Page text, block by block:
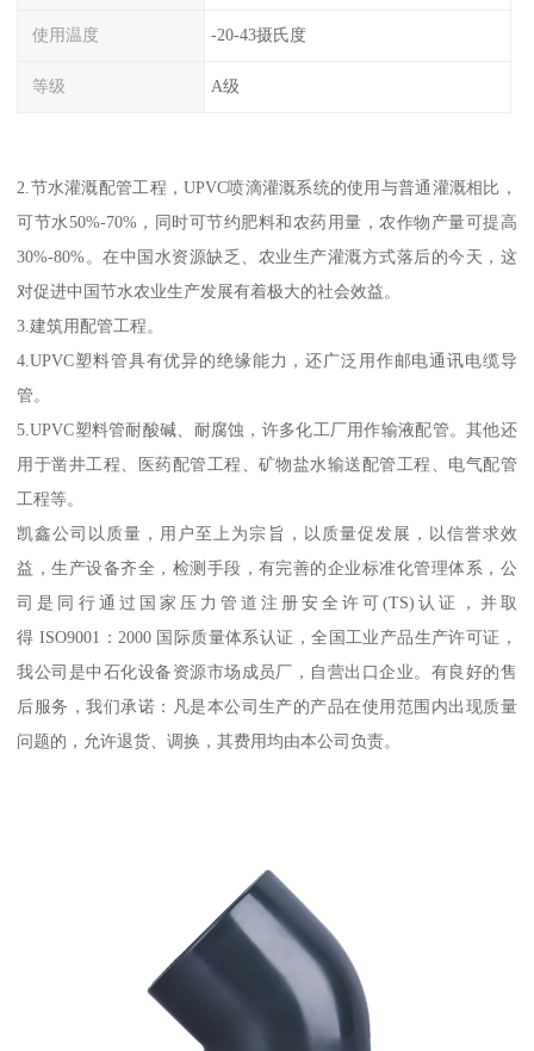
使用温度 -20-43摄氏度
等级 A级
2.节水灌溉配管工程，UPVC喷滴灌溉系统的使用与普通灌溉相比，
可节水50%-70%，同时可节约肥料和农药用量，农作物产量可提高
30%-80%。在中国水资源缺乏、农业生产灌溉方式落后的今天，这
对促进中国节水农业生产发展有着极大的社会效益。
3.建筑用配管工程。
4.UPVC塑料管具有优异的绝缘能力，还广泛用作邮电通讯电缆导
管。
5.UPVC塑料管耐酸碱、耐腐蚀，许多化工厂用作输液配管。其他还
用于凿井工程、医药配管工程、矿物盐水输送配管工程、电气配管
工程等。
凯鑫公司以质量，用户至上为宗旨，以质量促发展，以信誉求效
益，生产设备齐全，检测手段，有完善的企业标准化管理体系，公
司是同行通过国家压力管道注册安全许可(TS)认证，并取
得 ISO9001：2000 国际质量体系认证，全国工业产品生产许可证，
我公司是中石化设备资源市场成员厂，自营出口企业。有良好的售
后服务，我们承诺：凡是本公司生产的产品在使用范围内出现质量
问题的，允许退货、调换，其费用均由本公司负责。